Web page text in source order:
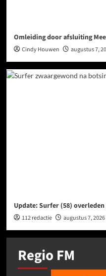
Omleiding door afsluiting
Cindy Houwen augustus 7,
Update: Surfer (58)
112 redactie augustus 7, 2026
Regio FM